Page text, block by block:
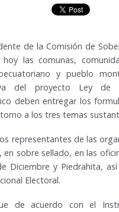
de la Comisión de
las comunas,
y pueblo
del proyecto Ley de
deben entregar los
a los tres temas
representantes de las
sobre sellado, en las
Diciembre y Piedrahita,
Electoral.
de acuerdo con el